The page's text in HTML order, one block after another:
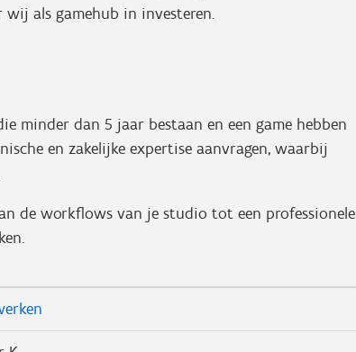
wij als gamehub in investeren.
minder dan 5 jaar bestaan en een game hebben
en zakelijke expertise aanvragen, waarbij
de workflows van je studio tot een professionele